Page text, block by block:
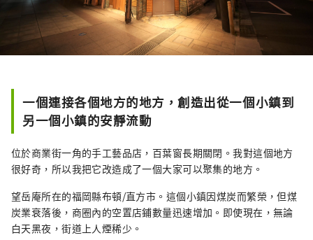
一個連接各個地方的地方，創造出從一個小鎮到
另一個小鎮的安靜流動
位於商業街一角的手工藝品店，百葉窗長期關閉。我對這個地方
很好奇，所以我把它改造成了一個大家可以聚集的地方。
望岳庵所在的福岡縣布頓/直方市。這個小鎮因煤炭而繁榮，但煤
炭業衰落後，商圈內的空置店鋪數量迅速增加。即使現在，無論
白天黑夜，街道上人煙稀少。